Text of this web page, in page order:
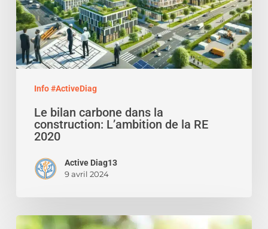
Info #ActiveDiag
L’ambition
de
la
RE
Le bilan carbone dans la
construction: L’ambition de la RE
2020
Active Diag13
9 avril 2024
Levée